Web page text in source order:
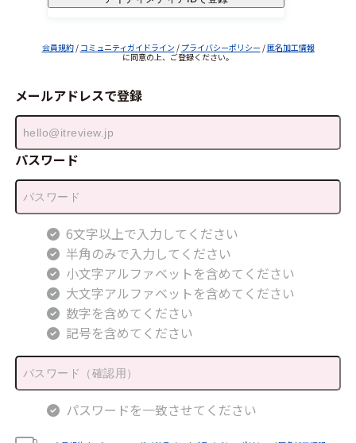
会員規約/ コミュニティガイドライン / プライバシーポリシー /匿名加工情報
に同意の上、ご登録ください。
メールアドレスで登録
パスワード
6文字以上で入力してください
半角のみで入力してください
小文字アルファベットを含めてください
大文字アルファベットを含めてください
数字を含めてください
記号を含めてください
パスワードを一致させてください